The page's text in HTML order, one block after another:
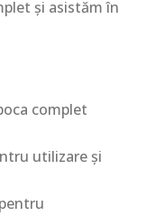
și asistăm în
complet
utilizare și